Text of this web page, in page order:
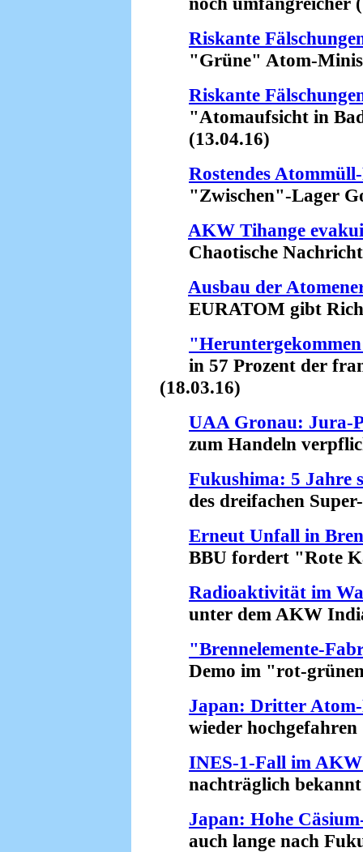
Riskante
"Grüne" Atom-
Riskante
"Atomaufsicht in
(13.04.16)
Rostendes
"Zwischen"-Lager
AKW Tihange
Chaotische
Ausbau der
EURATOM gibt
in 57 Prozent der
(18.03.16)
UAA Gronau: Jura-
zum Handeln
Fukushima: 5 Jahre
des dreifachen
Erneut Unfall in
BBU fordert "Rote
Radioaktivität im
unter dem AKW
"Brennelemente-
Demo im "rot-
Japan: Dritter
wieder hochgefahren
INES-1-Fall im
nachträglich bekannt
Japan: Hohe
auch lange nach